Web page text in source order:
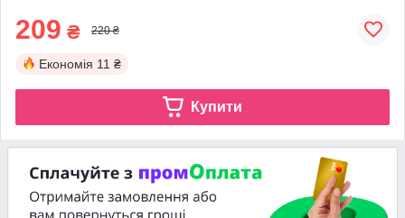
209 ₴ 220 ₴
Економія 11 ₴
Купити